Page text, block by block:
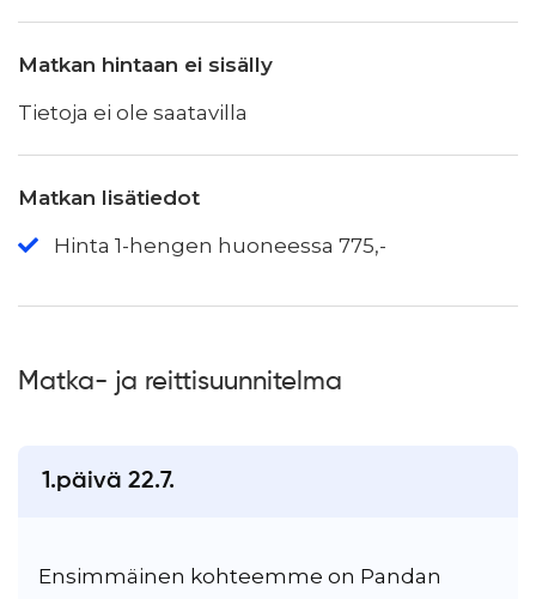
Matkan hintaan ei sisälly
Tietoja ei ole saatavilla
Matkan lisätiedot
Hinta 1-hengen huoneessa 775,-
Matka- ja reittisuunnitelma
1.päivä 22.7.
Ensimmäinen kohteemme on Pandan